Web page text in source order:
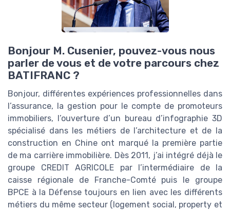
Bonjour M. Cusenier, pouvez-vous nous
parler de vous et de votre parcours chez
BATIFRANC ?
Bonjour, différentes expériences professionnelles dans
l’assurance, la gestion pour le compte de promoteurs
immobiliers, l’ouverture d’un bureau d’infographie 3D
spécialisé dans les métiers de l’architecture et de la
construction en Chine ont marqué la première partie
de ma carrière immobilière. Dès 2011, j’ai intégré déjà le
groupe CREDIT AGRICOLE par l’intermédiaire de la
caisse régionale de Franche-Comté puis le groupe
BPCE à la Défense toujours en lien avec les différents
métiers du même secteur (logement social, property et